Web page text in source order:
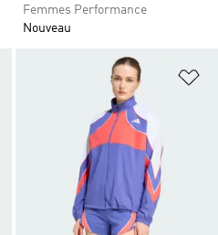
Femmes Performance
Nouveau
Ajouter à la Liste de produits